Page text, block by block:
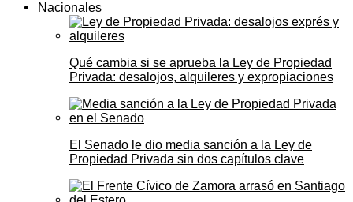
Nacionales
Qué cambia si se aprueba la Ley de Propiedad
Privada: desalojos, alquileres y expropiaciones
El Senado le dio media sanción a la Ley de
Propiedad Privada sin dos capítulos clave